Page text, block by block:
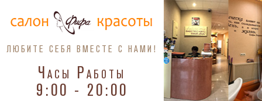
ЛЮБИТЕ СЕБЯ ВМЕСТЕ С НАМИ!
Часы Работы
9:00 - 20:00